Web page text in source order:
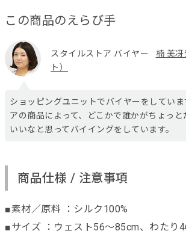
この商品のえらび手
スタイルストア バイヤー
楠 美冴
ト）
ショッピングユニットでバイヤーをしてい
アの商品によって、どこかで誰かがちょっ
いいなと思ってバイイングをしています。
商品仕様 / 注意事項
■素材／原料 ：シルク100%
■サイズ ：ウェスト56～85cm、わたり